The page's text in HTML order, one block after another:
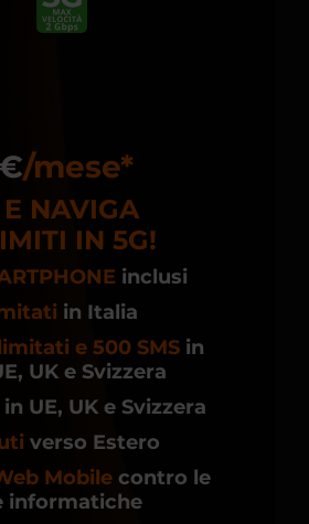
/mese*
NAVIGA
IN 5G!
inclusi
in Italia
e 500 SMS in
UK e Svizzera
in UE, UK e Svizzera
verso Estero
Mobile contro le
informatiche